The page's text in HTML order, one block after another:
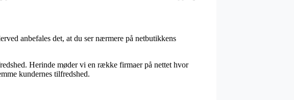
anbefales det, at du ser nærmere på netbutikkens
Herinde møder vi en række firmaer på nettet hvor
kundernes tilfredshed.